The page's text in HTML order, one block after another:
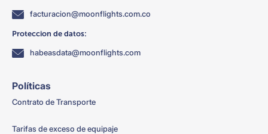
facturacion@moonflights.com.co
Proteccion de datos:
habeasdata@moonflights.com
Políticas
Contrato de Transporte
Tarifas de exceso de equipaje